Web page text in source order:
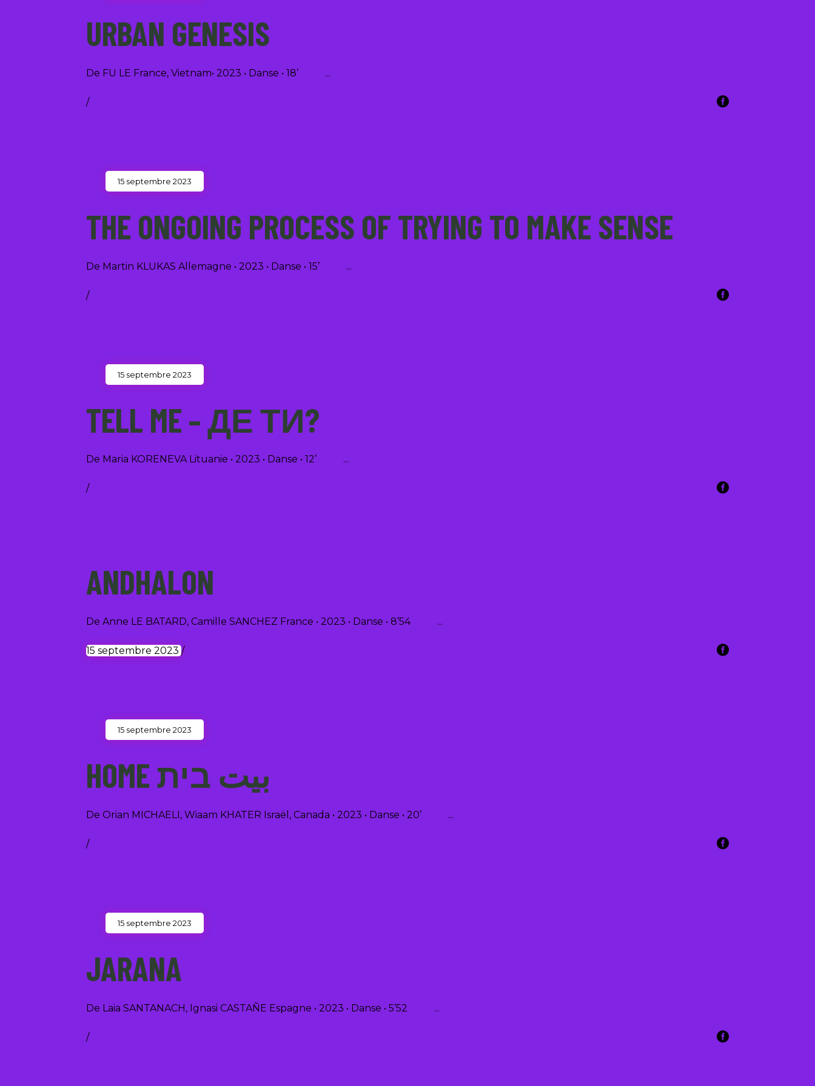
URBAN GENESIS
De FU LE France, Vietnam• 2023 • Danse • 18’
/
15 septembre 2023
THE ONGOING PROCESS OF TRYING TO MAKE SENSE
De Martin KLUKAS Allemagne • 2023 • Danse • 15’
/
15 septembre 2023
TELL ME – ДЕ ТИ?
De Maria KORENEVA Lituanie • 2023 • Danse • 12’
/
ANDHALON
De Anne LE BATARD, Camille SANCHEZ France • 2023 • Danse • 8’54
15 septembre 2023/
15 septembre 2023
HOME بيت בית
De Orian MICHAELI, Wiaam KHATER Israël, Canada • 2023 • Danse • 20’
/
15 septembre 2023
JARANA
De Laia SANTANACH, Ignasi CASTAÑE Espagne • 2023 • Danse • 5’52
/